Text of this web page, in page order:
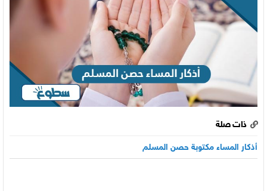
ذات صلة
أذكار المساء مكتوبة حصن المسلم